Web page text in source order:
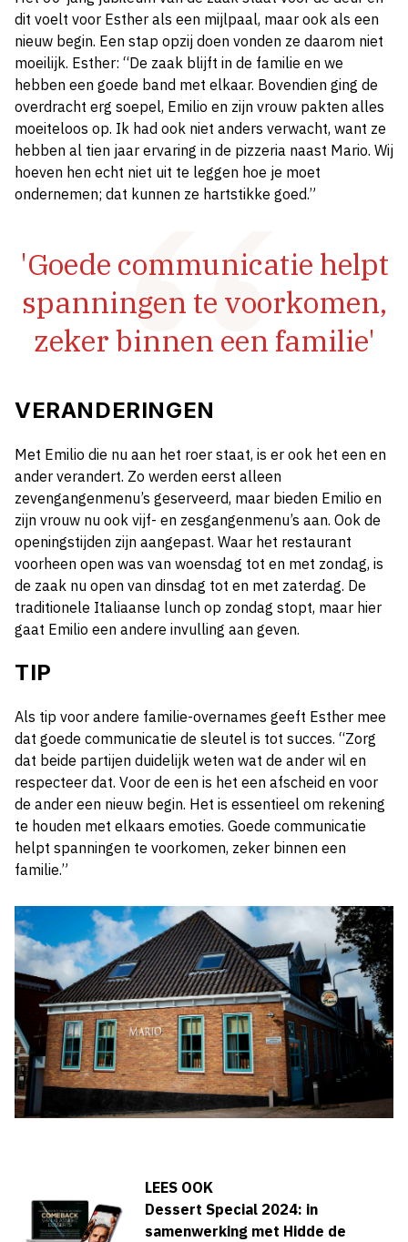
dit voelt voor Esther als een mijlpaal, maar ook als een
nieuw begin. Een stap opzij doen vonden ze daarom niet
moeilijk. Esther: “De zaak blijft in de familie en we
hebben een goede band met elkaar. Bovendien ging de
overdracht erg soepel, Emilio en zijn vrouw pakten alles
moeiteloos op. Ik had ook niet anders verwacht, want ze
hebben al tien jaar ervaring in de pizzeria naast Mario. Wij
hoeven hen echt niet uit te leggen hoe je moet
ondernemen; dat kunnen ze hartstikke goed.”
'Goede communicatie helpt
spanningen te voorkomen,
zeker binnen een familie'
VERANDERINGEN
Met Emilio die nu aan het roer staat, is er ook het een en
ander verandert. Zo werden eerst alleen
zevengangenmenu’s geserveerd, maar bieden Emilio en
zijn vrouw nu ook vijf- en zesgangenmenu’s aan. Ook de
openingstijden zijn aangepast. Waar het restaurant
voorheen open was van woensdag tot en met zondag, is
de zaak nu open van dinsdag tot en met zaterdag. De
traditionele Italiaanse lunch op zondag stopt, maar hier
gaat Emilio een andere invulling aan geven.
TIP
Als tip voor andere familie-overnames geeft Esther mee
dat goede communicatie de sleutel is tot succes. “Zorg
dat beide partijen duidelijk weten wat de ander wil en
respecteer dat. Voor de een is het een afscheid en voor
de ander een nieuw begin. Het is essentieel om rekening
te houden met elkaars emoties. Goede communicatie
helpt spanningen te voorkomen, zeker binnen een
familie.”
LEES OOK
Dessert Special 2024: in
samenwerking met Hidde de